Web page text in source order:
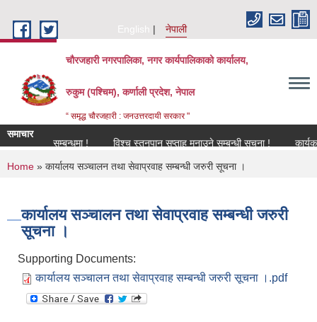
English
नेपाली
चौरजहारी नगरपालिका, नगर कार्यपालिकाको कार्यालय,
रुकुम (पश्चिम), कर्णाली प्रदेश, नेपाल
“ समृद्ध चौरजहारी : जनउत्तरदायी सरकार "
समाचार
सम्बन्धमा !
विश्च स्तनपान सप्ताह मनाउने सम्बन्धी सूचना !
You are here
Home » कार्यालय सञ्चालन तथा सेवाप्रवाह सम्बन्धी जरुरी सूचना ।
कार्यालय सञ्चालन तथा सेवाप्रवाह सम्बन्धी जरुरी
सूचना ।
Supporting Documents:
कार्यालय सञ्चालन तथा सेवाप्रवाह सम्बन्धी जरुरी सूचना ।.pdf